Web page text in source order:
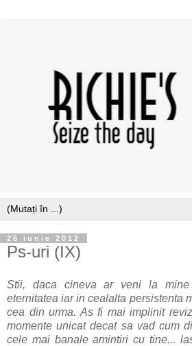
25 iunie 2012
Ps-uri (IX)
Stii, daca cineva ar veni la mine
eternitatea iar in cealalta persistenta
cea din urma. As fi mai implinit
momente unicat decat sa vad cum
cele mai banale amintiri cu tine...